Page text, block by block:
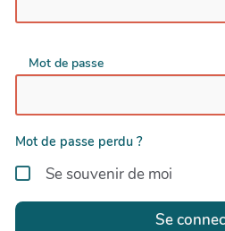
Mot de passe
Mot de passe perdu ?
Se souvenir de moi
Se